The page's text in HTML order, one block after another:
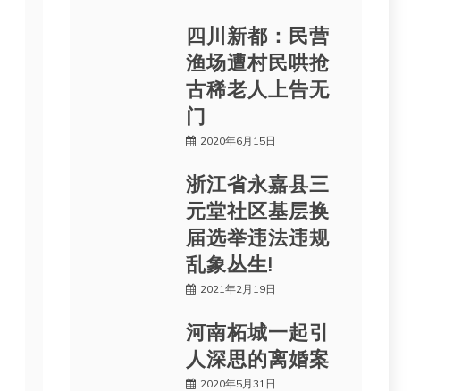
四川新都：民营
渔场遭村民哄抢
古稀老人上告无
门
2020年6月15日
浙江省永嘉县三
元堂社区基层换
届选举违法违规
乱象丛生!
2021年2月19日
河南柘城一起引
人深思的离婚案
2020年5月31日